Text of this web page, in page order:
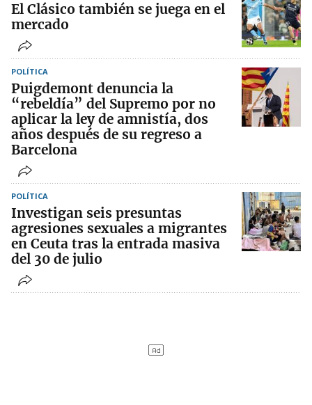
El Clásico también se juega en el
mercado
POLÍTICA
Puigdemont denuncia la
“rebeldía” del Supremo por no
aplicar la ley de amnistía, dos
años después de su regreso a
Barcelona
POLÍTICA
Investigan seis presuntas
agresiones sexuales a migrantes
en Ceuta tras la entrada masiva
del 30 de julio